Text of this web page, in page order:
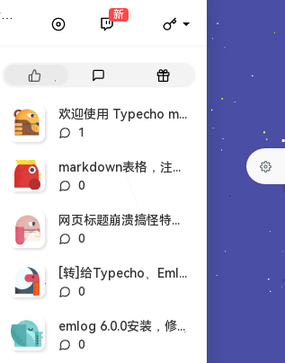
1978)
People
DJ紀轩
混音魔王
Lunarie
Matteo
新
评
随
文欢迎使用 Typecho markdown语法
评
数：
1
markdown表格，注脚。sagiri修改
评
数：
0
网页标题崩溃搞怪特效，svg特效。
评
数：
0
[转]给Typecho、Emlog鼠标点击文字特效，评论者认证插件。
评
数：
0
emlog 6.0.0安装，修改。
评
0